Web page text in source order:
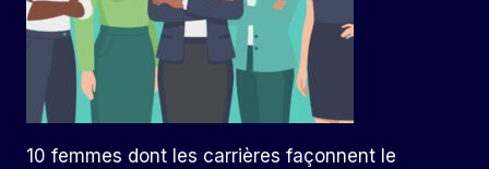
10 femmes dont les carrières façonnent le